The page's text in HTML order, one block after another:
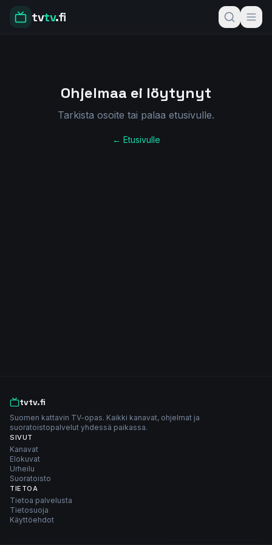
tvtv.fi
Ohjelmaa ei löytynyt
Tarkista osoite tai palaa etusivulle.
← Etusivulle
tvtv.fi
Suomen kattavin TV-opas. Kaikki kanavat, ohjelmat ja
suoratoistopalvelut yhdessä paikassa.
SIVUT
Kanavat
Elokuvat
Urheilu
Suoratoisto
TIETOA
Tietoa palvelusta
Tietosuoja
Käyttöehdot